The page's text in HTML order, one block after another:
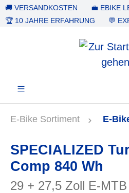
springen
🚚 VERSANDKOSTEN
💼 EBIKE
🏆 10 JAHRE ERFAHRUNG
💬
E-Bike Sortiment E-
SPECIALIZED
Comp 840 Wh
29 + 27,5 Zoll E-